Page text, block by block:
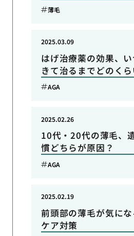
薄毛
はげ治療薬の効果、
きて治るまでどのくら
2025.03.09
AGA
10代・20代の薄毛、
慣どちらが原因？
2025.02.26
AGA
前頭部の薄毛が気に
ケア対策
2025.02.19